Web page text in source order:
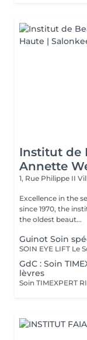
Institut de
Annette
1, Rue Philippe II
Excellence in the service of
since 1970, the
the oldest beaut...
Guinot Soin
GdC : Soin
lèvres